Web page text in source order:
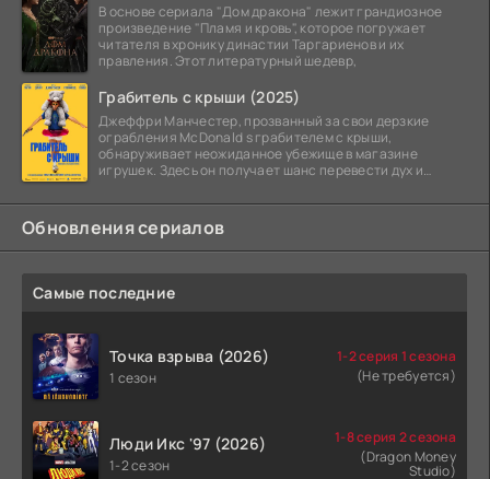
В основе сериала "Дом дракона" лежит грандиозное
произведение "Пламя и кровь", которое погружает
читателя в хронику династии Таргариенов и их
правления. Этот литературный шедевр,
Грабитель с крыши (2025)
Джеффри Манчестер, прозванный за свои дерзкие
ограбления McDonald s грабителем с крыши,
обнаруживает неожиданное убежище в магазине
игрушек. Здесь он получает шанс перевести дух и
Обновления сериалов
Самые последние
Точка взрыва (2026)
1 сезон
1-2 серия 1 сезона
(Не требуется)
Люди Икс '97 (2026)
1-2 сезон
1-8 серия 2 сезона
(Dragon Money
Studio)